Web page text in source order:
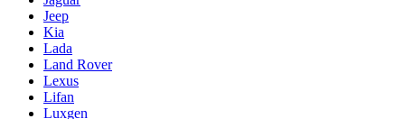
Jeep
Kia
Lada
Land Rover
Lexus
Lifan
Luxgen